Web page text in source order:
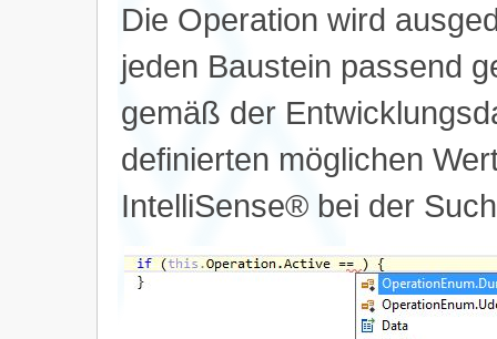
Die Operation wird
jeden Baustein passend
gemäß der
definierten möglichen
IntelliSense® bei der